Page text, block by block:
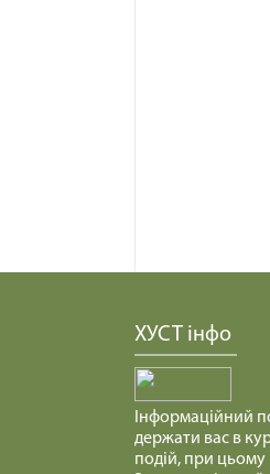
ХУСТ інфо
Інформаційний
держати вас в
подій, при цьому